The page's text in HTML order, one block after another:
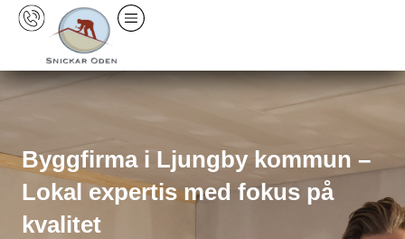
Hoppa
Byggfirma i Ljungby kommun –
Lokal expertis med fokus på
kvalitet